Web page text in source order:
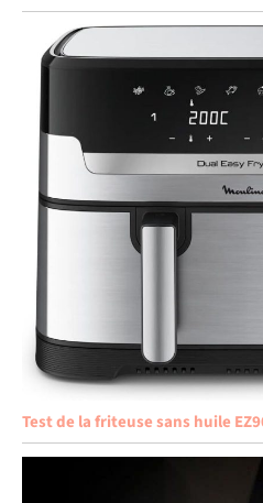
Test de la friteuse sans huile